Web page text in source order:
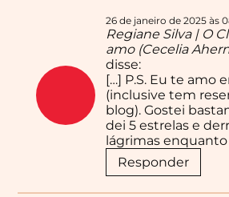
26 de janeiro de 2025 às
Regiane Silva | O
amo (Cecelia
disse:
[…] P.S. Eu te amo
(inclusive tem
blog). Gostei
dei 5 estrelas e
lágrimas enquanto
Responder